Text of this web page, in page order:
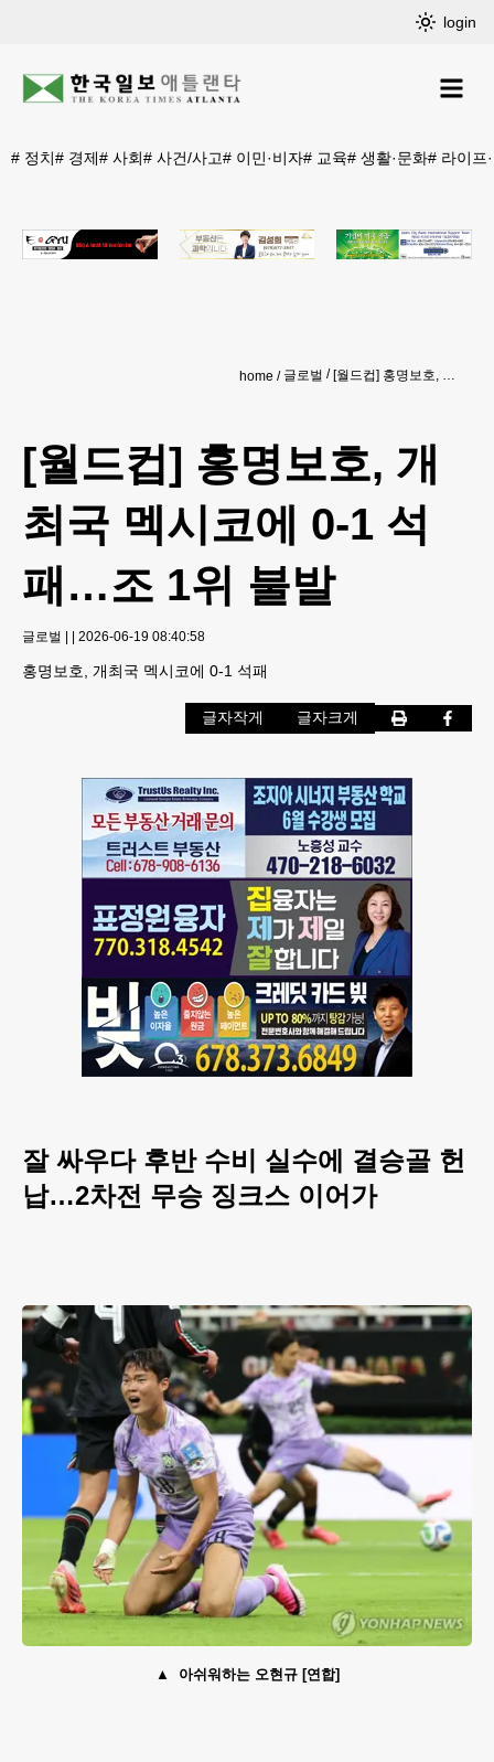
login
# 정치# 경제# 사회# 사건/사고# 이민·비자# 교육# 생활·문화# 라이프
home 글로벌 [월드컵] 홍명보호, 개최국 멕시코에 0-1 석패…조 1위 불발
[월드컵] 홍명보호, 개
최국 멕시코에 0-1 석
패…조 1위 불발
글로벌 | | 2026-06-19 08:40:58
홍명보호, 개최국 멕시코에 0-1 석패
글자작게 글자크게
잘 싸우다 후반 수비 실수에 결승골 헌
납…2차전 무승 징크스 이어가
아쉬워하는 오현규 [연합]